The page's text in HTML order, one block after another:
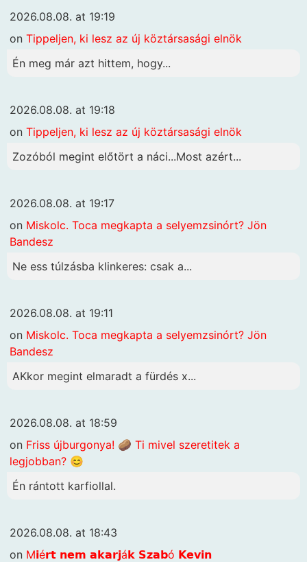
2026.08.08. at 19:19
on Tippeljen, ki lesz az új köztársasági elnök
Én meg már azt hittem, hogy...
2026.08.08. at 19:18
on Tippeljen, ki lesz az új köztársasági elnök
Zozóból megint előtört a náci...Most azért...
2026.08.08. at 19:17
on Miskolc. Toca megkapta a selyemzsinórt? Jön
Bandesz
Ne ess túlzásba klinkeres: csak a...
2026.08.08. at 19:11
on Miskolc. Toca megkapta a selyemzsinórt? Jön
Bandesz
AKkor megint elmaradt a fürdés x...
2026.08.08. at 18:59
on Friss újburgonya! 🥔 Ti mivel szeretitek a
legjobban? 😊
Én rántott karfiollal.
2026.08.08. at 18:43
on M𝗶é𝗿𝘁 𝗻𝗲𝗺 𝗮𝗸𝗮𝗿𝗷á𝗸 𝗦𝘇𝗮𝗯ó 𝗞𝗲𝘃𝗶𝗻